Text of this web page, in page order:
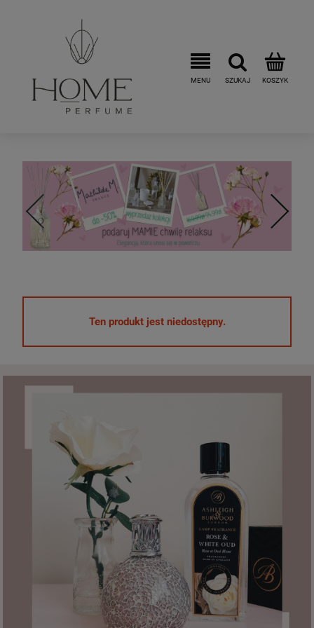
Ten produkt jest niedostępny.